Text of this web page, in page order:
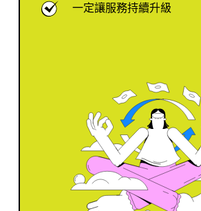
一定讓服務持續升級